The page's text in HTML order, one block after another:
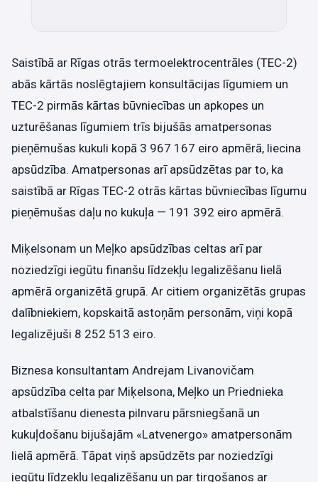
Saistībā ar Rīgas otrās termoelektrocentrāles (TEC-2)
abās kārtās noslēgtajiem konsultācijas līgumiem un
TEC-2 pirmās kārtas būvniecības un apkopes un
uzturēšanas līgumiem trīs bijušās amatpersonas
pieņēmušas kukuli kopā 3 967 167 eiro apmērā, liecina
apsūdzība. Amatpersonas arī apsūdzētas par to, ka
saistībā ar Rīgas TEC-2 otrās kārtas būvniecības līgumu
pieņēmušas daļu no kukuļa — 191 392 eiro apmērā.
Miķelsonam un Meļko apsūdzības celtas arī par
noziedzīgi iegūtu finanšu līdzekļu legalizēšanu lielā
apmērā organizētā grupā. Ar citiem organizētās grupas
dalībniekiem, kopskaitā astoņām personām, viņi kopā
legalizējuši 8 252 513 eiro.
Biznesa konsultantam Andrejam Livanovičam
apsūdzība celta par Miķelsona, Meļko un Priednieka
atbalstīšanu dienesta pilnvaru pārsniegšanā un
kukuļdošanu bijušajām «Latvenergo» amatpersonām
lielā apmērā. Tāpat viņš apsūdzēts par noziedzīgi
iegūtu līdzekļu legalizēšanu un par tirgošanos ar